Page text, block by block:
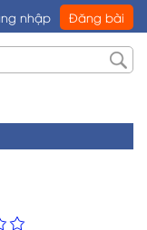
nhập Đăng bài